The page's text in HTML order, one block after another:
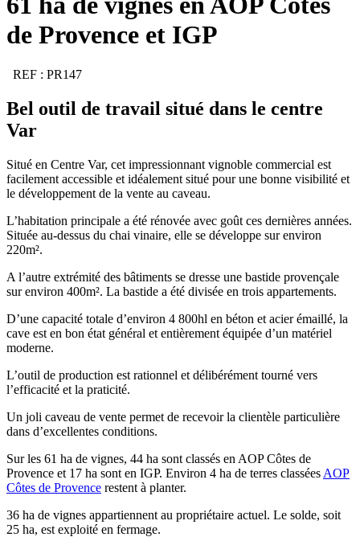
de Provence et IGP
REF : PR147
Bel outil de travail situé dans le centre
Var
Situé en Centre Var, cet impressionnant vignoble commercial est
facilement accessible et idéalement situé pour une bonne visibilité et
le développement de la vente au caveau.
L’habitation principale a été rénovée avec goût ces dernières années.
Située au-dessus du chai vinaire, elle se développe sur environ
220m².
A l’autre extrémité des bâtiments se dresse une bastide provençale
sur environ 400m². La bastide a été divisée en trois appartements.
D’une capacité totale d’environ 4 800hl en béton et acier émaillé, la
cave est en bon état général et entièrement équipée d’un matériel
moderne.
L’outil de production est rationnel et délibérément tourné vers
l’efficacité et la praticité.
Un joli caveau de vente permet de recevoir la clientèle particulière
dans d’excellentes conditions.
Sur les 61 ha de vignes, 44 ha sont classés en AOP Côtes de
Provence et 17 ha sont en IGP. Environ 4 ha de terres classées AOP
Côtes de Provence restent à planter.
36 ha de vignes appartiennent au propriétaire actuel. Le solde, soit
25 ha, est exploité en fermage.